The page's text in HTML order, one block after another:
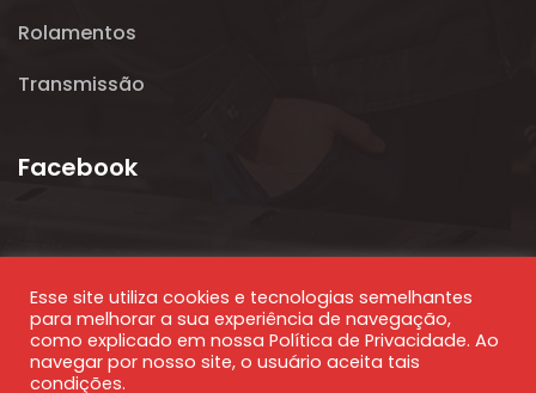
Rolamentos
Transmissão
Facebook
Esse site utiliza cookies e tecnologias semelhantes
para melhorar a sua experiência de navegação,
como explicado em nossa Política de Privacidade. Ao
navegar por nosso site, o usuário aceita tais
condições.